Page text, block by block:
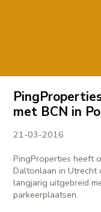
met BCN in
21-03-2016
PingProperties heeft
Daltonlaan in Utrecht
langjarig uitgebreid
parkeerplaatsen.